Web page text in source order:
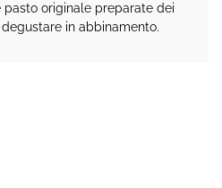
pasto originale preparate dei
in abbinamento.